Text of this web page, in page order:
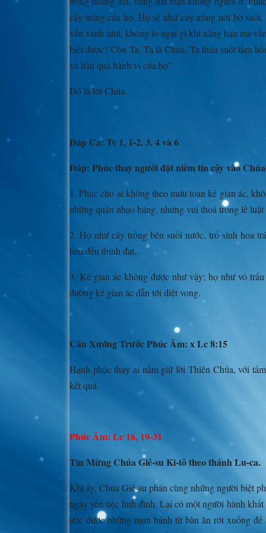
cậy trông của họ. Họ sẽ như cây trồng nơi bờ
vẫn xanh tươi, không lo ngại gì khi nắng hạn mà
biết được? Còn Ta, Ta là Chúa, Ta thấu suốt tâm
và hậu quả hành vi của họ”.
Ðó là lời Chúa.
Ðáp Ca: Tv 1, 1-2. 3. 4 và 6
Ðáp: Phúc thay người đặt niềm tin cậy vào Chúa
1. Phúc cho ai không theo mưu toan kẻ gian ác,
những quân nhạo báng, nhưng vui thoả trong lề
2. Họ như cây trồng bên suối nước, trổ sinh hoa
làm đều thịnh đạt..
3. Kẻ gian ác không được như vậy; họ như vỏ
đường kẻ gian ác dẫn tới diệt vong.
Câu Xướng Trước Phúc Âm: x Lc 8:15
Hạnh phúc thay ai nắm giữ lời Thiên Chúa, với
kết quả.
Phúc Âm: Lc 16, 19-31
Tin Mừng Chúa Giê-su Ki-tô theo thánh Lu-ca.
Khi ấy, Chúa Giê-su phán cùng những người biệt
ngày yến tiệc linh đình. Lại có một người hành
ước được những mụn bánh từ bàn ăn rớt xuống